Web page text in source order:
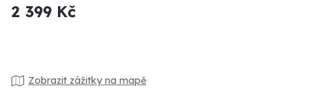
2 399 Kč
Zobrazit zážitky na mapě